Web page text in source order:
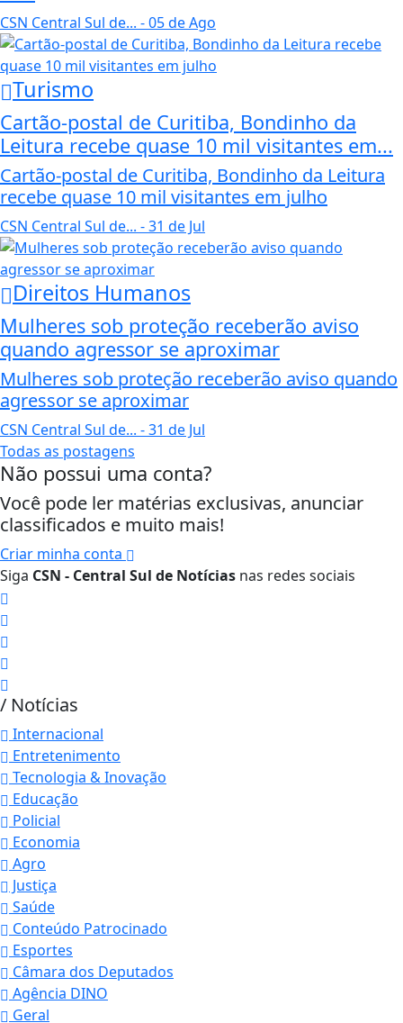
CSN Central Sul de... - 05 de Ago
Turismo
Cartão-postal de Curitiba, Bondinho da
Leitura recebe quase 10 mil visitantes em...
Cartão-postal de Curitiba, Bondinho da Leitura
recebe quase 10 mil visitantes em julho
CSN Central Sul de... - 31 de Jul
Direitos Humanos
Mulheres sob proteção receberão aviso
quando agressor se aproximar
Mulheres sob proteção receberão aviso quando
agressor se aproximar
CSN Central Sul de... - 31 de Jul
Todas as postagens
Não possui uma conta?
Você pode ler matérias exclusivas, anunciar
classificados e muito mais!
Criar minha conta
Siga CSN - Central Sul de Notícias nas redes sociais
/ Notícias
Internacional
Entretenimento
Tecnologia & Inovação
Educação
Policial
Economia
Agro
Justiça
Saúde
Conteúdo Patrocinado
Esportes
Câmara dos Deputados
Agência DINO
Geral